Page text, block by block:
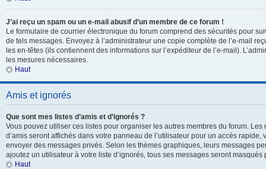
J’ai reçu un spam ou un e-mail abusif d’un membre de ce forum !
Le formulaire de courrier électronique du forum comprend des sécurités pour
de tels messages. Envoyez à l’administrateur une copie complète de l’e-mail
les en-têtes (ils contiennent des informations sur l’expéditeur de l’e-mail).
les mesures nécessaires.
Haut
Amis et ignorés
Que sont mes listes d’amis et d’ignorés ?
Vous pouvez utiliser ces listes pour organiser les autres membres du forum. Les
d’amis seront affichés dans votre panneau de l’utilisateur pour un accès
envoyer des messages privés. Selon les thèmes graphiques, leurs messages
ajoutez un utilisateur à votre liste d’ignorés, tous ses messages seront masqués
Haut